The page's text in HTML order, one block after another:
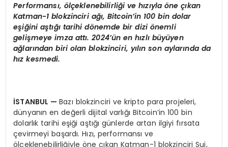
Performansı, ölçeklenebilirliği ve hızıylaöne çıkan
Katman-1 blokzinciri ağı, Bitcoin’in 100 bin dolar
eşiğini aştığı tarihi dönemde bir dizi önemli
gelişmeye imza attı. 2024’ün en hızlı büyüyen
ağlarından biri olan blokzinciri, yılın son aylarında da
hız kesmedi.
İSTANBUL —Bazı blokzinciri ve kripto para projeleri,
dünyanın en değerli dijital varlığı Bitcoin’in 100 bin
dolarlık tarihi eşiği aştığı günlerde artan ilgiyi fırsata
çevirmeyi başardı. Hızı, performansı ve
ölçeklenebilirliğiyle öne çıkan Katman-1 blokzinciri Sui,